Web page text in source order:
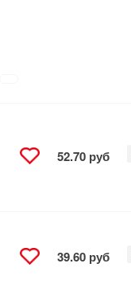
52.70 руб
39.60 руб